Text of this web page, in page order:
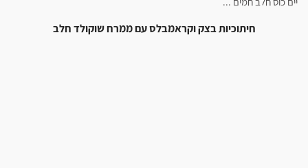
חיתוכיות בצק וקראמבלס עם ממרח שוקולד חלב